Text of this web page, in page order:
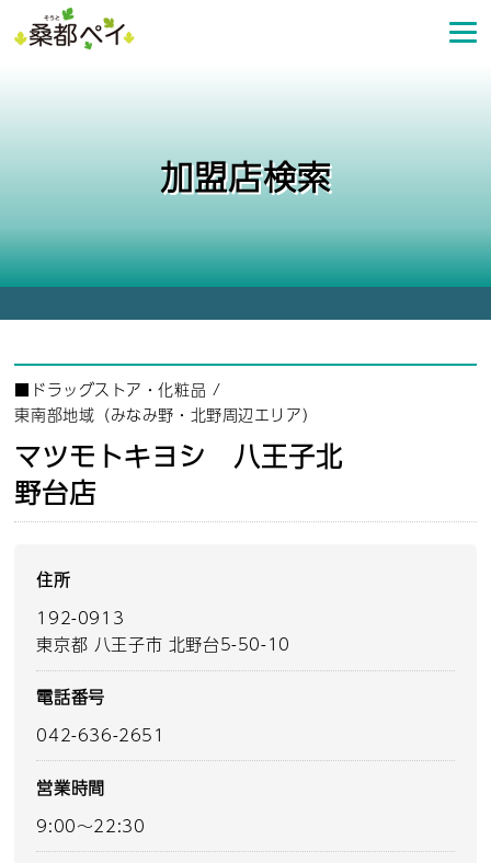
ン
プ
加盟店検索
■ ドラッグストア・化粧品 /
東南部地域（みなみ野・北野周辺エリア）
マツモトキヨシ 八王子北
野台店
住所
192-0913
東京都 八王子市 北野台5-50-10
電話番号
042-636-2651
営業時間
9:00～22:30